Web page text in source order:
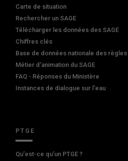
Carte de situation
Rechercher un SAGE
Télécharger les données des SAGE
Chiffres clés
Base de données nationale des règles
Métier d'animation du SAGE
FAQ - Réponses du Ministère
Instances de dialogue sur l'eau
PTGE
Qu’est-ce qu’un PTGE ?